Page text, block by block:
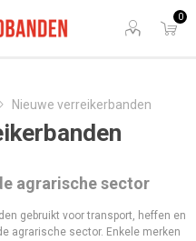
0
Nieuwe verreikerbanden
agrarische sector
gebruikt voor transport, heffen en
agrarische sector. Enkele merken